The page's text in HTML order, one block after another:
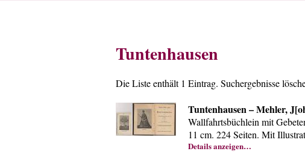
Tuntenhausen
Die Liste enthält 1 Eintrag. Suchergebnisse
Tuntenhausen – Mehler,
Wallfahrtsbüchlein mit
11 cm. 224 Seiten. Mit
Details anzeigen…